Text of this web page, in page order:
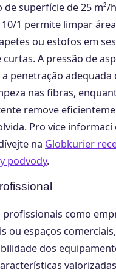
superfície de 25 m²/
1 permite limpar
ou estofos em
A pressão de
penetração adequada
nas fibras,
remove
Pro více
na Globkurier
podvody.
profissionais como
ou espaços
dos